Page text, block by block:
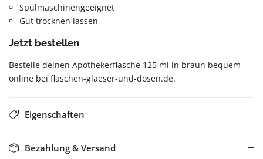
Spülmaschinengeeignet
Gut trocknen lassen
Jetzt bestellen
Bestelle deinen Apothekerflasche 125 ml in braun bequem
online bei flaschen-glaeser-und-dosen.de.
Eigenschaften
Bezahlung & Versand